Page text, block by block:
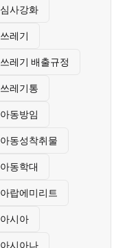
심사강화
쓰레기
쓰레기 배출규정
쓰레기통
아동방임
아동성착취물
아동학대
아랍에미리트
아시아
아시아나